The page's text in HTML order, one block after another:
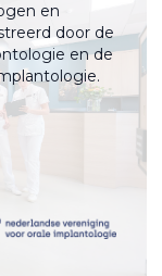
en
door de
en de